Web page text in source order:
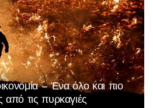
– Ένα όλο και πιο
τις πυρκαγιές